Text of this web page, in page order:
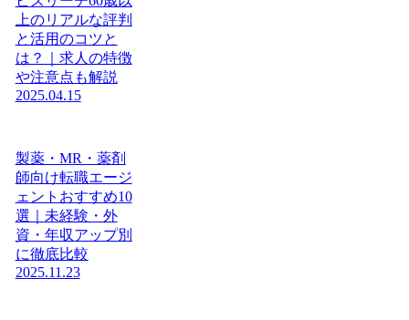
上のリアルな評判
と活用のコツと
は？｜求人の特徴
や注意点も解説
2025.04.15
製薬・MR・薬剤
師向け転職エージ
ェントおすすめ10
選｜未経験・外
資・年収アップ別
に徹底比較
2025.11.23